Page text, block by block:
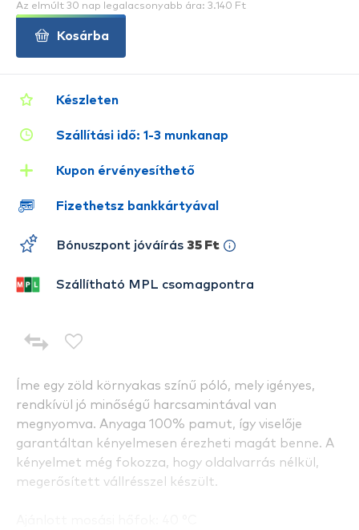
Íme egy zöld környakas színű póló, mely igényes,
rendkívül jó minőségű harcsamintával van
megnyomva. Anyaga 100% pamut, így viselője
garantáltan kényelmesen érezheti magát benne. A
kényelmet még fokozza, hogy oldalvarrás nélkül,
megerősített vállrésszel készült.
Készleten
Szállítási idő: 1-3 munkanap
Kupon érvényesíthető
Fizethetsz bankkártyával
Bónuszpont jóváírás 35 Ft
Szállítható MPL csomagpontra
Az elmúlt 30 nap legalacsonyabb ára: 3.140 Ft
Kosárba